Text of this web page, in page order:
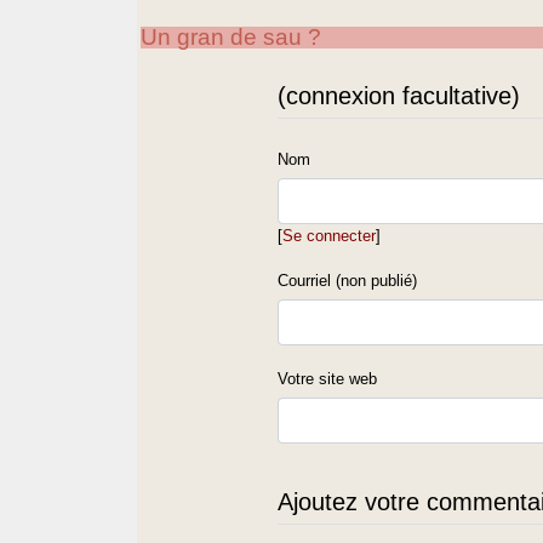
Un gran de sau ?
(connexion facultative)
Nom
[Se connecter]
Courriel (non publié)
Votre site web
Ajoutez votre